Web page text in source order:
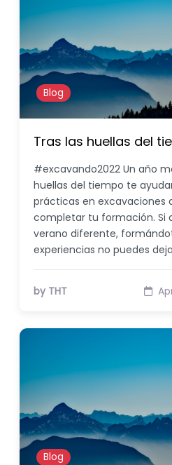
Blog
Tras las huellas del
#excavando2022 Un año
huellas del tiempo te
prácticas en excavaciones
completar tu formación. Si
verano diferente,
experiencias no puedes
by THT
Blog